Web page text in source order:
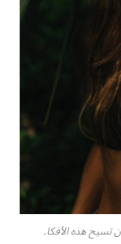
تسيح هذه الأفكا.